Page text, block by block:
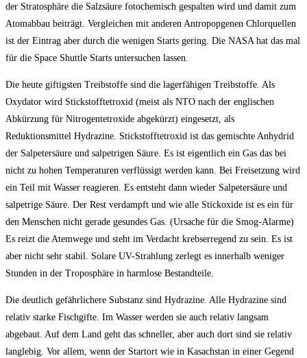
der Stratosphäre die Salzsäure fotochemisch gespalten wird und damit zum
Atomabbau beiträgt. Vergleichen mit anderen Antropopgenen Chlorquellen
ist der Eintrag aber durch die wenigen Starts gering. Die NASA hat das mal
für die Space Shuttle Starts untersuchen lassen.
Die heute giftigsten Treibstoffe sind die lagerfähigen Treibstoffe. Als
Oxydator wird Stickstofftetroxid (meist als NTO nach der englischen
Abkürzung für Nitrogentetroxide abgekürzt) eingesetzt, als
Reduktionsmittel Hydrazine. Stickstofftetroxid ist das gemischte Anhydrid
der Salpetersäure und salpetrigen Säure. Es ist eigentlich ein Gas das bei
nicht zu hohen Temperaturen verflüssigt werden kann. Bei Freisetzung wird
ein Teil mit Wasser reagieren. Es entsteht dann wieder Salpetersäure und
salpetrige Säure. Der Rest verdampft und wie alle Stickoxide ist es ein für
den Menschen nicht gerade gesundes Gas. (Ursache für die Smog-Alarme)
Es reizt die Atemwege und steht im Verdacht krebserregend zu sein. Es ist
aber nicht sehr stabil. Solare UV-Strahlung zerlegt es innerhalb weniger
Stunden in der Troposphäre in harmlose Bestandteile.
Die deutlich gefährlichere Substanz sind Hydrazine. Alle Hydrazine sind
relativ starke Fischgifte. Im Wasser werden sie auch relativ langsam
abgebaut. Auf dem Land geht das schneller, aber auch dort sind sie relativ
langlebig. Vor allem, wenn der Startort wie in Kasachstan in einer Gegend